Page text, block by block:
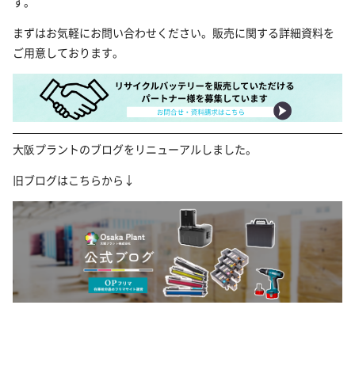
まずはお気軽にお問い合わせください。販売に関する詳細資料を
ご用意しております。
大阪プラントのブログをリニューアルしました。
旧ブログはこちらから↓